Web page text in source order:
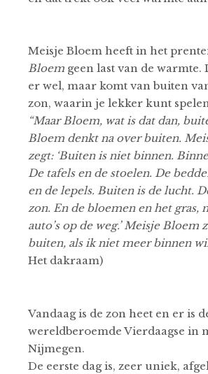
Meisje Bloem heeft in het
Bloem geen last van de warmte.
er wel, maar komt van buiten
zon, waarin je lekker kunt
“Maar Bloem, wat is dat dan,
Bloem denkt na over buiten.
zegt: ‘Buiten is niet binnen.
De tafels en de stoelen. De
en de lepels. Buiten is de lucht.
zon. En de bloemen en het gras,
auto’s op de weg.’ Meisje Bloem
buiten, als ik niet meer binnen
Het dakraam)
Vandaag is de zon heet en er is
wereldberoemde Vierdaagse in
Nijmegen.
De eerste dag is, zeer uniek,